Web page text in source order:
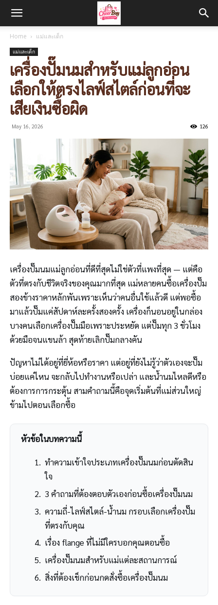
Home แม่และเด็ก
แม่และเด็ก
เครื่องปั๊มนมสำหรับแม่ลูกอ่อน
เลือกให้ตรงไลฟ์สไตล์ก่อนที่จะ
เสียเงินซื้อผิด
May 16, 2026 126
เครื่องปั๊มนมแม่ลูกอ่อนที่ดีที่สุดไม่ใช่ตัวที่แพงที่สุด — แต่คือ
ตัวที่ตรงกับชีวิตจริงของคุณมากที่สุด แม่หลายคนซื้อเครื่องปั๊ม
สองข้างราคาหลักพันเพราะเห็นว่าคนอื่นใช้แล้วดี แต่พอซื้อ
มาแล้วปั๊มแค่สัปดาห์ละครั้งสองครั้ง เครื่องก็นอนอยู่ในกล่อง
บางคนเลือกเครื่องปั๊มมือเพราะประหยัด แต่ปั๊มทุก 3 ชั่วโมง
ด้วยมือจนแขนล้า สุดท้ายเลิกปั๊มกลางคัน
ปัญหาไม่ได้อยู่ที่ยี่ห้อหรือราคา แต่อยู่ที่ยังไม่รู้ว่าตัวเองจะปั๊ม
บ่อยแค่ไหน จะกลับไปทำงานหรือเปล่า และน้ำนมไหลดีหรือ
ต้องการการกระตุ้น สามคำถามนี้คือจุดเริ่มต้นที่แม่ส่วนใหญ่
ข้ามไปตอนเลือกซื้อ
หัวข้อในบทความนี้
ทำความเข้าใจประเภทเครื่องปั๊มนมก่อนตัดสิน
ใจ
3 คำถามที่ต้องตอบตัวเองก่อนซื้อเครื่องปั๊มนม
ความถี่-ไลฟ์สไตล์-น้ำนม กรอบเลือกเครื่องปั๊ม
ที่ตรงกับคุณ
เรื่อง flange ที่ไม่มีใครบอกคุณตอนซื้อ
เครื่องปั๊มนมสำหรับแม่แต่ละสถานการณ์
สิ่งที่ต้องเช็กก่อนกดสั่งซื้อเครื่องปั๊มนม